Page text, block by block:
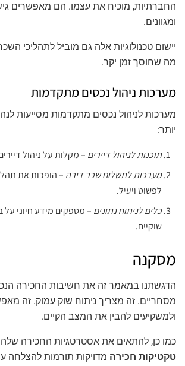
החברתיות, מוכיח את עצמו. הם מאפשרים
ומגוונים.
יישום טכנולוגיות אלה גם מוביל לתהליכי
מה שחוסך זמן יקר.
מערכות ניהול נכסים מתקדמות
מערכות לניהול נכסים מתקדמות מסייעות
יותר:
תוכנות לניהול דיירים – מקלות על ניהול
מערכות לתשלום שכר דירה – הופכות את
לפשוט ויעיל.
כלים לניתוח נתונים – מספקים מידע חיוני על
שוקיים.
מסקנה
הדגשתנו במאמר זה את חשיבות החכירה
מסחריים. זה מצריך ניתוח שוק עמוק. זה
ולמשקיעים להבין את המצב הקיים.
כמו כן, להתאים את אסטרטגיות החכירה
טקטיקות חכירה מדויקות תורמות להצלחה